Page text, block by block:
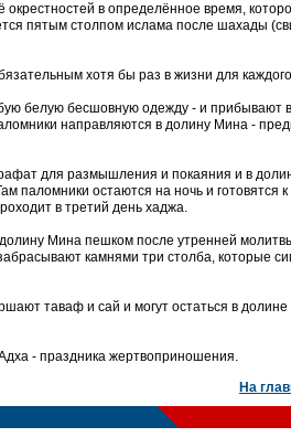
в определённое время,
пятым столпом ислама после шахады
хотя бы раз в жизни для
белую бесшовную одежду - и прибывают в
направляются в долину Мина -
для размышления и покаяния и в
паломники остаются на ночь и готовятся
в третий день хаджа.
Мина пешком после утренней
камнями три столба, которые
таваф и сай и могут остаться в
- праздника жертвоприношения.
На